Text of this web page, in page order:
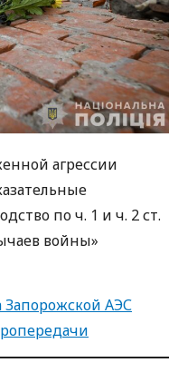
агрессии
по ч. 1 и ч. 2 ст.
войны»
Запорожской АЭС